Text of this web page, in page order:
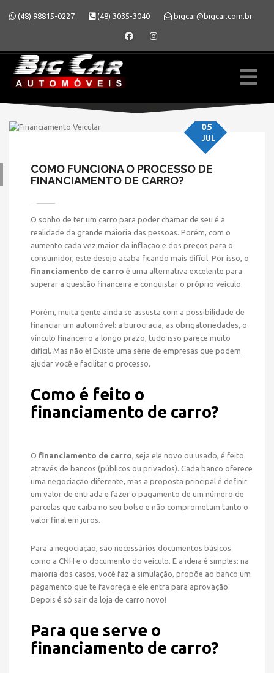
(48) 98815-0227 (48) 3035-3040 bigcar@bigcar.com.br
» COMO FUNCIONA O
PROCESSO DE
FINANCIAMENTO DE
CARRO?
HOME NOTÍCIAS
COMO FUNCIONA O PROCESSO DE
FINANCIAMENTO DE CARRO?
05
JUL
O sonho de ter um carro para poder chamar de seu é a
realidade da grande maioria das pessoas. Porém, com o
aumento cada vez maior da inflação e dos preços para o
consumidor, este desejo acaba ficando mais difícil. Por isso, o
financiamento de carro é uma alternativa excelente para
superar a questão financeira e conquistar o próprio veículo.
Porém, muita gente ainda se assusta com a possibilidade de
financiar um automóvel: a burocracia, as obrigatoriedades, o
vínculo financeiro a longo prazo, tudo isso parece muito
difícil. Mas não é! Existe uma série de empresas que podem
ajudar você e facilitar o processo.
Como é feito o
financiamento de carro?
O financiamento de carro, seja ele novo ou usado, é feito
através de bancos (públicos ou privados). Cada banco oferece
uma negociação diferente, mas a proposta principal é definir
um valor de entrada e fazer o pagamento de um número de
parcelas que caiba no seu bolso e não comprometam tanto o
valor final em juros.
Para a negociação, são necessários documentos básicos
como a CNH e o documento do veículo. E a ideia é simples: na
maioria dos casos, você faz a simulação, propõe ao banco um
pagamento que te favoreça e ele entra para aprovação.
Depois é só sair da loja de carro novo!
Para que serve o
financiamento de carro?